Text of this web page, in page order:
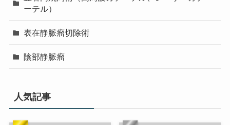
ーテル）
表在静脈瘤切除術
陰部静脈瘤
人気記事